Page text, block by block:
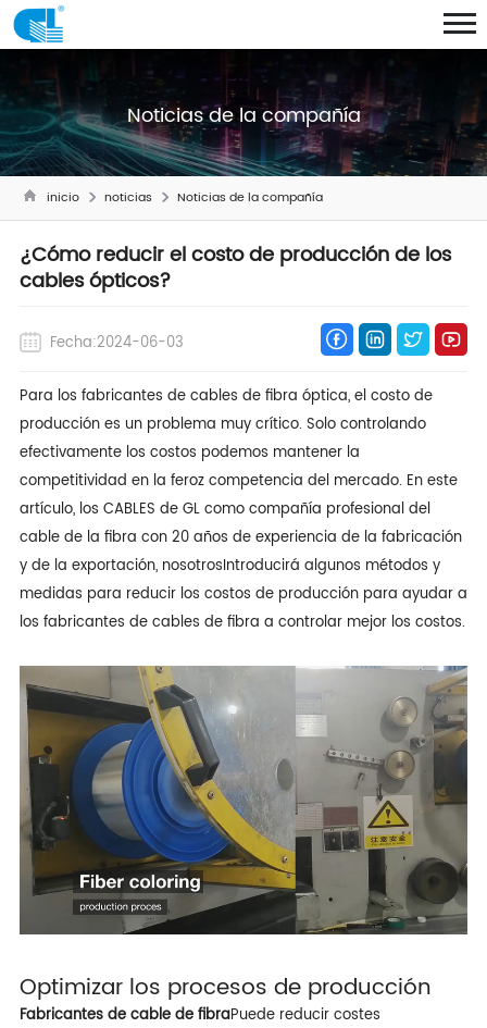
Noticias de la compañía
inicio noticias Noticias de la compañía
¿Cómo reducir el costo de producción de los
cables ópticos?
Fecha:2024-06-03
Para los fabricantes de cables de fibra óptica, el costo de
producción es un problema muy crítico. Solo controlando
efectivamente los costos podemos mantener la
competitividad en la feroz competencia del mercado. En este
artículo, los CABLES de GL como compañía profesional del
cable de la fibra con 20 años de experiencia de la fabricación
y de la exportación, nosotrosIntroducirá algunos métodos y
medidas para reducir los costos de producción para ayudar a
los fabricantes de cables de fibra a controlar mejor los costos.
Optimizar los procesos de producción
Fabricantes de cable de fibraPuede reducir costes